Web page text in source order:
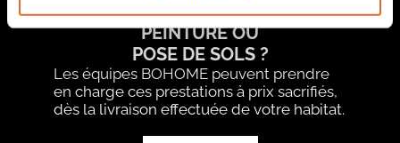
DES TRAVAUX DE
PEINTURE OU
POSE DE SOLS ?
Les équipes BOHOME peuvent prendre
en charge ces prestations à prix sacrifiés,
dès la livraison effectuée de votre habitat.